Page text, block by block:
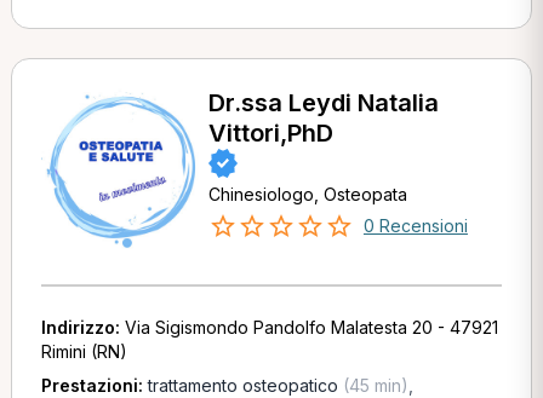
Dr.ssa Leydi Natalia
Vittori,PhD
Chinesiologo, Osteopata
0 Recensioni
Indirizzo: Via Sigismondo Pandolfo Malatesta 20 - 47921
Rimini (RN)
Prestazioni:trattamento osteopatico (45 min)